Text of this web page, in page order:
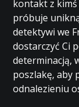
kontakt z
próbuje
detektywi we
dostarczyć Ci
determinacją,
poszlakę, aby
odnalezieniu